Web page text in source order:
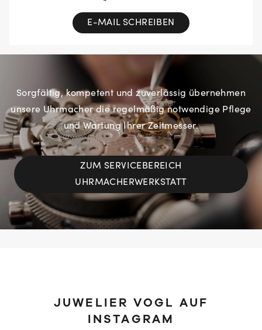
E-MAIL SCHREIBEN
Sorgfältig, kompetent und zuverlässig übernehmen
unsere Uhrmacher die regelmäßig notwendige Pflege
und Wartung Ihrer Zeitmesser.
ZUM SERVICEBEREICH
UHRMACHERWERKSTATT
JUWELIER VOGL AUF
INSTAGRAM